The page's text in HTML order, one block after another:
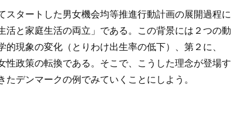
タートした男女機会均等推進行動計画の展開過程に
と家庭生活の両立」である。この背景には２つの動
現象の変化（とりわけ出生率の低下）、第２に、
性政策の転換である。そこで、こうした理念が登場す
デンマークの例でみていくことにしよう。